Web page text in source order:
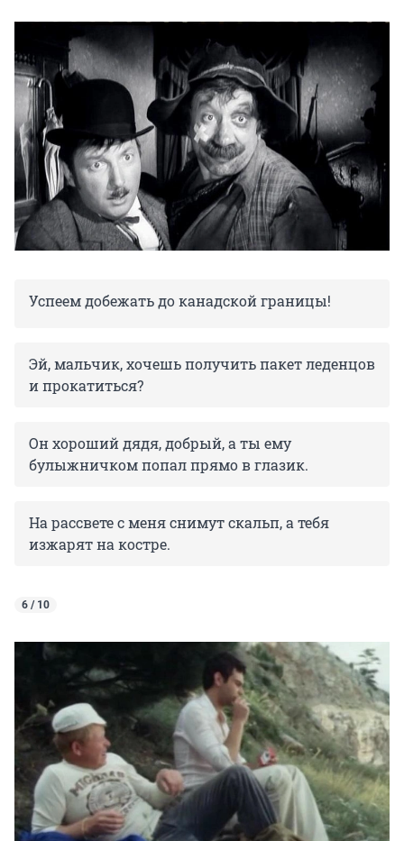
Успеем добежать до канадской границы!
Эй, мальчик, хочешь получить пакет леденцов
и прокатиться?
Он хороший дядя, добрый, а ты ему
булыжничком попал прямо в глазик.
На рассвете с меня снимут скальп, а тебя
изжарят на костре.
6 / 10